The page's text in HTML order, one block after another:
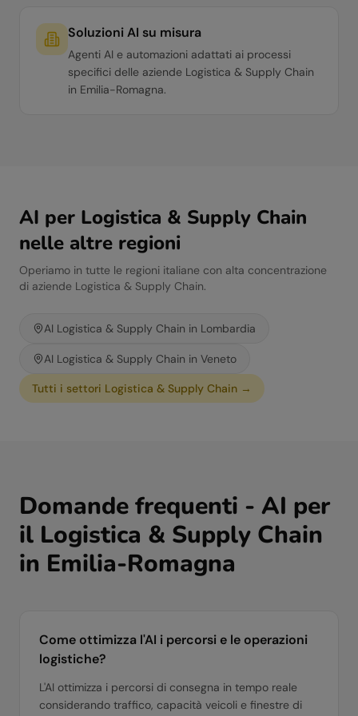
Soluzioni AI su misura
Agenti AI e automazioni adattati ai processi
specifici delle aziende Logistica & Supply Chain
in Emilia-Romagna.
AI per Logistica & Supply Chain
nelle altre regioni
Operiamo in tutte le regioni italiane con alta concentrazione
di aziende Logistica & Supply Chain.
AI Logistica & Supply Chain in Lombardia
AI Logistica & Supply Chain in Veneto
Tutti i settori Logistica & Supply Chain →
Domande frequenti - AI per
il Logistica & Supply Chain
in Emilia-Romagna
Come ottimizza l'AI i percorsi e le operazioni
logistiche?
L'AI ottimizza i percorsi di consegna in tempo reale
considerando traffico, capacità veicoli e finestre di